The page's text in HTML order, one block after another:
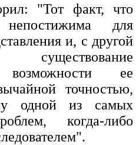
"Тот факт, что
для
и, с другой
возможности ее
точностью,
одной из самых
когда-либо